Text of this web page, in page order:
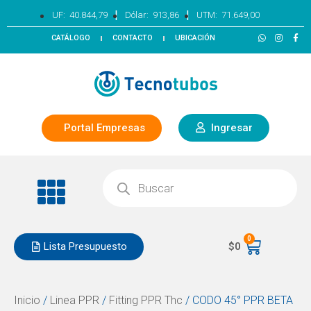
UF: 40.844,79 | Dólar: 913,86 | UTM: 71.649,00
CATÁLOGO CONTACTO UBICACIÓN
Portal Empresas Ingresar
Lista Presupuesto $0
0
Inicio / Linea PPR / Fitting PPR Thc / CODO 45° PPR BETA